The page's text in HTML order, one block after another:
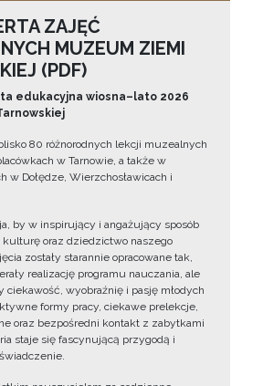
ZAJĘĆ
MUZEUM ZIEMI
(PDF)
edukacyjna wiosna–lato 2026
80 różnorodnych lekcji muzealnych
w Tarnowie, a także w
w Dołędze, Wierzchosławicach i
by w inspirujący i angażujący sposób
oraz dziedzictwo naszego
zostały starannie opracowane tak,
realizację programu nauczania, ale
ciekawość, wyobraźnię i pasję młodych
formy pracy, ciekawe prelekcje,
oraz bezpośredni kontakt z zabytkami
staje się fascynującą przygodą i